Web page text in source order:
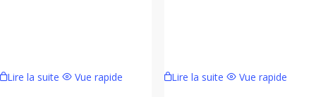
Lire la suite Vue rapide Lire la suite Vue rapide